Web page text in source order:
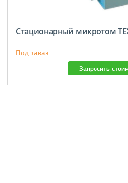
Стационарный микротом
Под заказ
Запросить